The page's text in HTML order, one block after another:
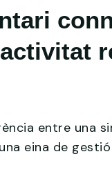
activitat
entre una
eina de